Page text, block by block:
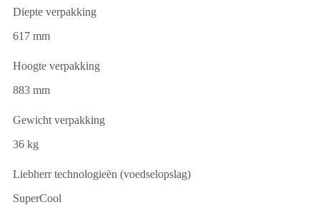
Diepte verpakking
617 mm
Hoogte verpakking
883 mm
Gewicht verpakking
36 kg
Liebherr technologieën (voedselopslag)
SuperCool